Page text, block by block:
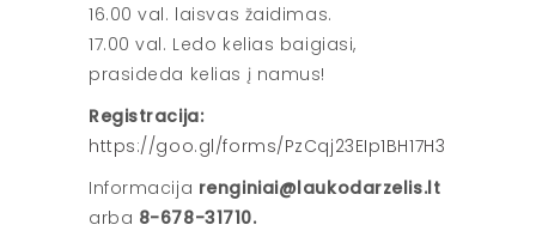
16.00 val. laisvas žaidimas.
17.00 val. Ledo kelias baigiasi,
prasideda kelias į namus!
Registracija:
https://goo.gl/forms/PzCqj23EIp1BH17H3
Informacija renginiai@laukodarzelis.lt
arba 8-678-31710.